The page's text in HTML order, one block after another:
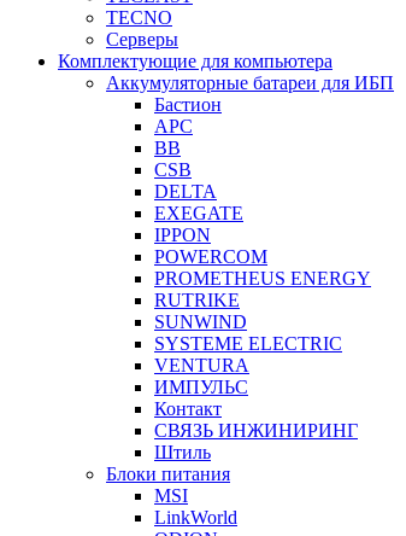
TECNO
Серверы
Комплектующие для компьютера
Аккумуляторные батареи для ИБП
Бастион
APC
BB
CSB
DELTA
EXEGATE
IPPON
POWERCOM
PROMETHEUS ENERGY
RUTRIKE
SUNWIND
SYSTEME ELECTRIC
VENTURA
ИМПУЛЬС
Контакт
СВЯЗЬ ИНЖИНИРИНГ
Штиль
Блоки питания
MSI
LinkWorld